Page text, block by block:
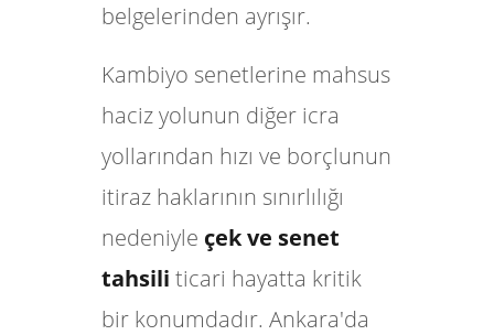
belgelerinden ayrışır.
Kambiyo senetlerine mahsus
haciz yolunun diğer icra
yollarından hızı ve borçlunun
itiraz haklarının sınırlılığı
nedeniyle çek ve senet
tahsili ticari hayatta kritik
bir konumdadır. Ankara'da